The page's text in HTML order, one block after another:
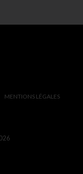
MENTIONS LÉGALES